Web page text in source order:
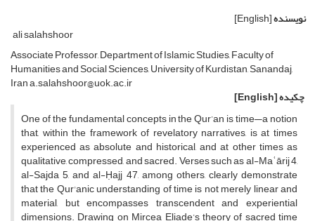
نویسنده[English]
ali salahshoor
Associate Professor, Department of Islamic Studies, Faculty of
Humanities and Social Sciences, University of Kurdistan, Sanandaj,
Iran a.salahshoor@uok.ac.ir
چکیده[English]
One of the fundamental concepts in the Qur’an is time—a notion
that, within the framework of revelatory narratives, is at times
experienced as absolute and historical, and at other times as
qualitative, compressed, and sacred. Verses such as al-Maʿārij 4,
al-Sajda 5, and al-Ḥajj 47, among others, clearly demonstrate
that the Qur'anic understanding of time is not merely linear and
material, but encompasses transcendent and experiential